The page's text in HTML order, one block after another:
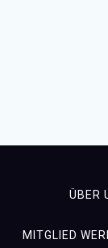
ÜBER
MITGLIED